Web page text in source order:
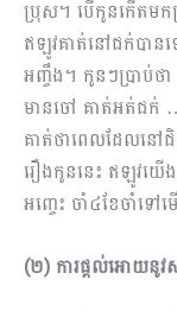
ប្រុស។​ បើកូនកើតម
ឥឡូវគាត់នៅជក់បានទ
អញ្ចឹង។ កូនៗប្រាប់
មានចៅ គាត់អត់ជក់
គាត់ថាពេលដែលនៅ
រឿងកូននេះ ឥឡូវយើ
អញ្ចេះ ចាំ៤ខែចាំទៅ
(២) ការផ្តល់អោយនូ